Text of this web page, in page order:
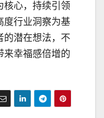
核心，持续引领
度行业洞察为基
的潜在想法，不
来幸福感倍增的